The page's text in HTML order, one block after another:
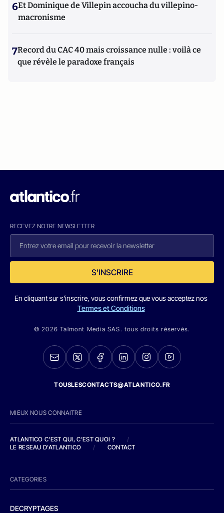
6Et Dominique de Villepin accoucha du villepino-
macronisme
7Record du CAC 40 mais croissance nulle : voilà ce
que révèle le paradoxe français
RECEVEZ NOTRE NEWSLETTER
S'INSCRIRE
En cliquant sur s'inscrire, vous confirmez que vous acceptez nos
Termes et Conditions
© 2026 Talmont Media SAS. tous droits réservés.
TOUSLESCONTACTS@ATLANTICO.FR
MIEUX NOUS CONNAITRE
ATLANTICO C'EST QUI, C'EST QUOI ?
/
LE RESEAU D'ATLANTICO
/ CONTACT
CATEGORIES
DECRYPTAGES